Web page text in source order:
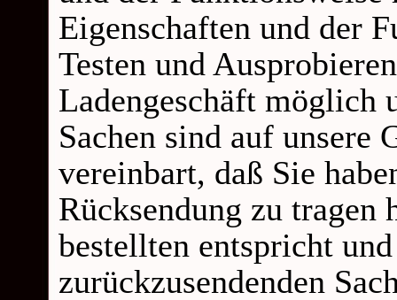
Eigenschaften und der
Testen und
Ladengeschäft möglich
Sachen sind auf unsere
vereinbart, daß Sie
Rücksendung zu tragen
bestellten entspricht
zurückzusendenden